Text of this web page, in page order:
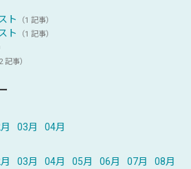
ト （1 記事）
ト （1 記事）
記事）
03月
04月
03月 04月 05月 06月 07月
08月